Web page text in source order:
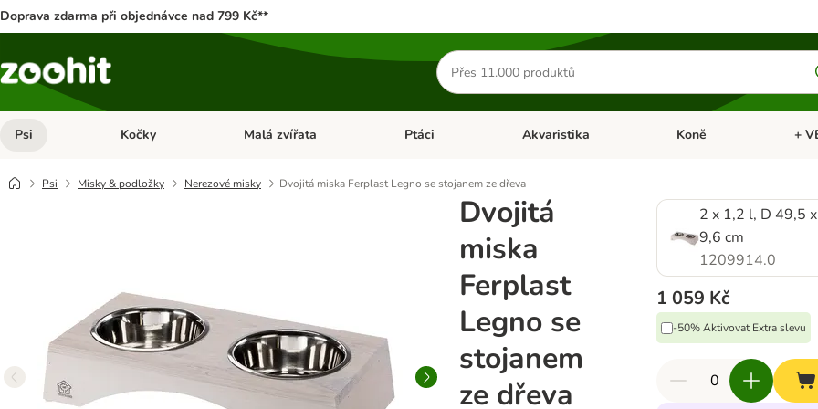
Doprava zdarma při objednávce nad 799 Kč**
Hledat
produkty
Psi Otevřít menu: Psi
Kočky Otevřít menu: Kočky
Malá zvířata Otevřít menu: Malá zvířata
Ptáci Otevřít menu: Ptáci
Akvaristika Otevřít menu: Akvaristika
Koně +
Psi Misky & podložky Nerezové misky Dvojitá miska Ferplast Legno se stojanem ze dřeva
Dvojitá
miska
Ferplast
Legno se
stojanem
ze dřeva
2 x 1,2 l, D 49,5
9,6 cm
1209914.0
1 059 Kč
-50% Aktivovat Extra slevu